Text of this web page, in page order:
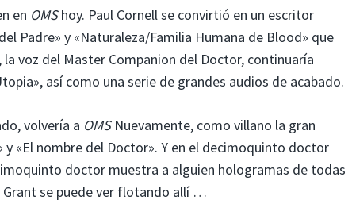
en OMShoy. Paul Cornell se convirtió en un escritor
Padre» y «Naturaleza/Familia Humana de Blood» que
voz del Master Companion del Doctor, continuaría
así como una serie de grandes audios de acabado.
volvería a OMSNuevamente, como villano la gran
«El nombre del Doctor». Y en el decimoquinto doctor
doctor muestra a alguien hologramas de todas
Grant se puede ver flotando allí …